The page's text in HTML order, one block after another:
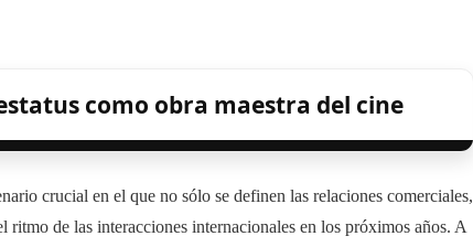
como obra maestra del cine
crucial en el que no sólo se definen las relaciones comerciales,
de las interacciones internacionales en los próximos años. A